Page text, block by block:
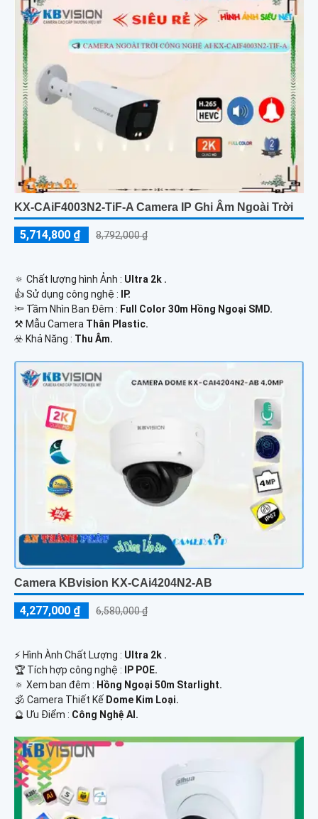
KX-CAiF4003N2-TiF-A Camera IP Ghi Âm Ngoài Trời
5,714,800 ₫ 8,792,000 ₫
🔅 Chất lượng hình Ảnh : Ultra 2k .
👍 Sử dụng công nghệ : IP.
🔦 Tầm Nhìn Ban Đêm : Full Color 30m Hồng Ngoại SMD.
⚒ Mẫu Camera Thân Plastic.
️☣️ Khả Năng : Thu Âm.
Camera KBvision KX-CAi4204N2-AB
4,277,000 ₫ 6,580,000 ₫
️⚡ Hình Ành Chất Lượng : Ultra 2k .
🏆 Tích hợp công nghệ :
IP POE.
🔅 Xem ban đêm : Hồng Ngoại 50m Starlight.
🕉️ Camera Thiết Kế Dome Kim Loại.
️🔮 Ưu Điểm : Công Nghệ AI.